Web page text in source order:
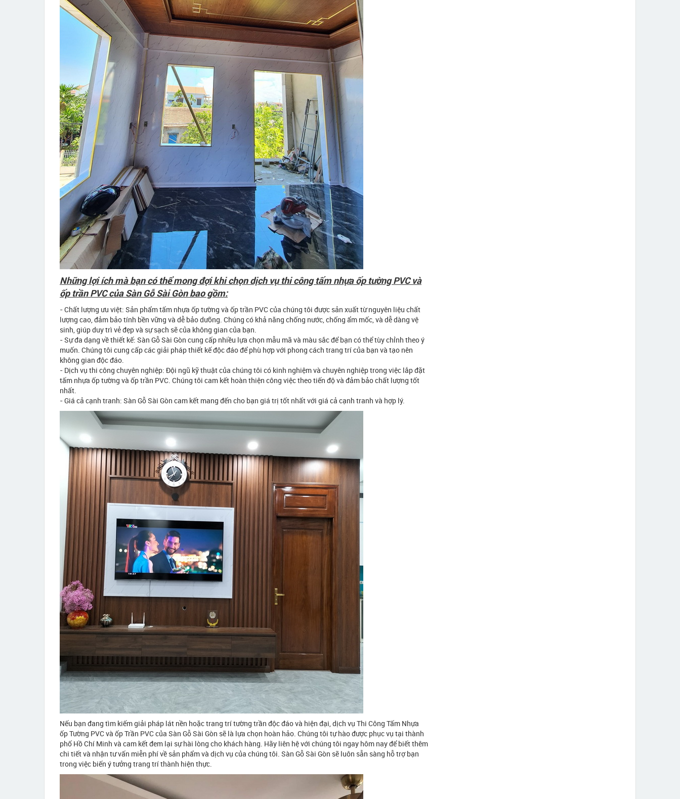
Những lợi ích mà bạn có thể mong đợi khi chọn dịch vụ thi công tấm nhựa ốp tường PVC và
ốp trần PVC của Sàn Gỗ Sài Gòn bao gồm:
- Chất lượng ưu việt: Sản phẩm tấm nhựa ốp tường và ốp trần PVC của chúng tôi được sản xuất từ nguyên liệu chất
lượng cao, đảm bảo tính bền vững và dễ bảo dưỡng. Chúng có khả năng chống nước, chống ẩm mốc, và dễ dàng vệ
sinh, giúp duy trì vẻ đẹp và sự sạch sẽ của không gian của bạn.
- Sự đa dạng về thiết kế: Sàn Gỗ Sài Gòn cung cấp nhiều lựa chọn mẫu mã và màu sắc để bạn có thể tùy chỉnh theo ý
muốn. Chúng tôi cung cấp các giải pháp thiết kế độc đáo để phù hợp với phong cách trang trí của bạn và tạo nên
không gian độc đáo.
- Dịch vụ thi công chuyên nghiệp: Đội ngũ kỹ thuật của chúng tôi có kinh nghiệm và chuyên nghiệp trong việc lắp đặt
tấm nhựa ốp tường và ốp trần PVC. Chúng tôi cam kết hoàn thiện công việc theo tiến độ và đảm bảo chất lượng tốt
nhất.
- Giá cả cạnh tranh: Sàn Gỗ Sài Gòn cam kết mang đến cho bạn giá trị tốt nhất với giá cả cạnh tranh và hợp lý.
Nếu bạn đang tìm kiếm giải pháp lát nền hoặc trang trí tường trần độc đáo và hiện đại, dịch vụ Thi Công Tấm Nhựa
ốp Tường PVC và ốp Trần PVC của Sàn Gỗ Sài Gòn sẽ là lựa chọn hoàn hảo. Chúng tôi tự hào được phục vụ tại thành
phố Hồ Chí Minh và cam kết đem lại sự hài lòng cho khách hàng. Hãy liên hệ với chúng tôi ngay hôm nay để biết thêm
chi tiết và nhận tư vấn miễn phí về sản phẩm và dịch vụ của chúng tôi. Sàn Gỗ Sài Gòn sẽ luôn sẵn sàng hỗ trợ bạn
trong việc biến ý tưởng trang trí thành hiện thực.